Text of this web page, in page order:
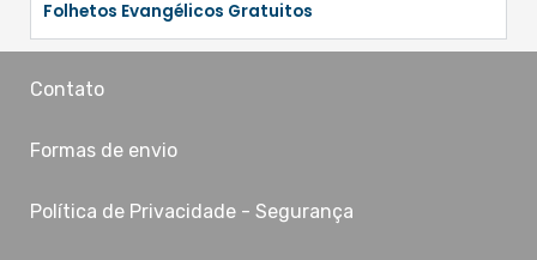
Folhetos Evangélicos Gratuitos
Contato
Formas de envio
Política de Privacidade - Segurança